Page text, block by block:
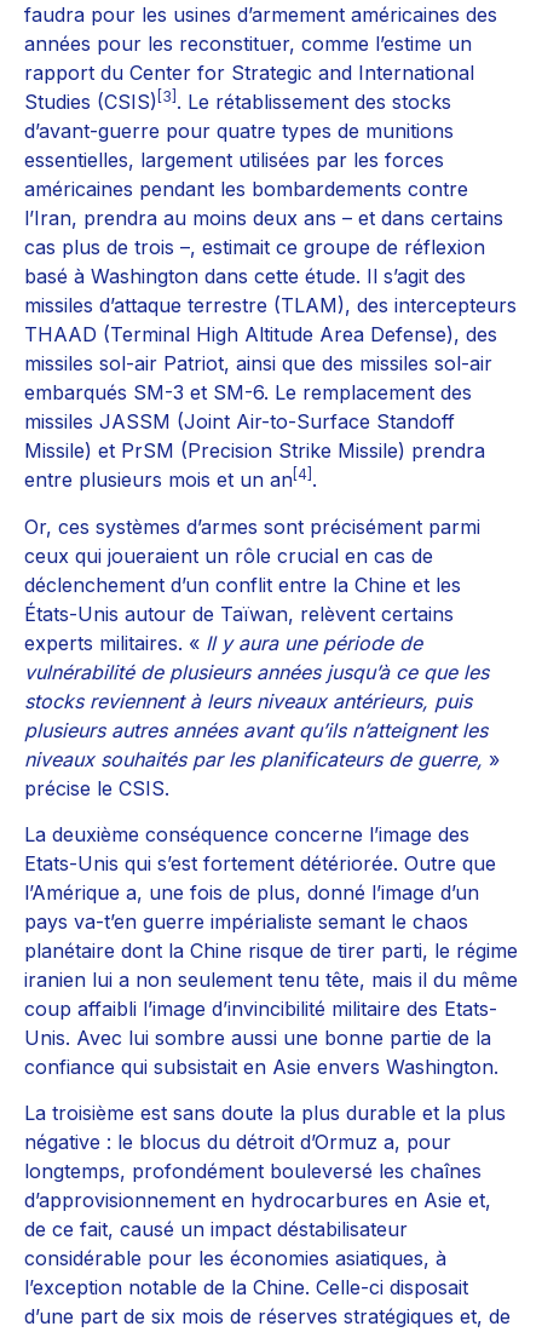
faudra pour les usines d’armement américaines des
années pour les reconstituer, comme l’estime un
rapport du Center for Strategic and International
Studies (CSIS) [3] . Le rétablissement des stocks
d’avant-guerre pour quatre types de munitions
essentielles, largement utilisées par les forces
américaines pendant les bombardements contre
l’Iran, prendra au moins deux ans – et dans certains
cas plus de trois –, estimait ce groupe de réflexion
basé à Washington dans cette étude. Il s’agit des
missiles d’attaque terrestre (TLAM), des intercepteurs
THAAD (Terminal High Altitude Area Defense), des
missiles sol-air Patriot, ainsi que des missiles sol-air
embarqués SM-3 et SM-6. Le remplacement des
missiles JASSM (Joint Air-to-Surface Standoff
Missile) et PrSM (Precision Strike Missile) prendra
entre plusieurs mois et un an [4] .
Or, ces systèmes d’armes sont précisément parmi
ceux qui joueraient un rôle crucial en cas de
déclenchement d’un conflit entre la Chine et les
États-Unis autour de Taïwan, relèvent certains
experts militaires. « Il y aura une période de
vulnérabilité de plusieurs années jusqu’à ce que les
stocks reviennent à leurs niveaux antérieurs, puis
plusieurs autres années avant qu’ils n’atteignent les
niveaux souhaités par les planificateurs de guerre, »
précise le CSIS.
La deuxième conséquence concerne l’image des
Etats-Unis qui s’est fortement détériorée. Outre que
l’Amérique a, une fois de plus, donné l’image d’un
pays va-t’en guerre impérialiste semant le chaos
planétaire dont la Chine risque de tirer parti, le régime
iranien lui a non seulement tenu tête, mais il du même
coup affaibli l’image d’invincibilité militaire des Etats-
Unis. Avec lui sombre aussi une bonne partie de la
confiance qui subsistait en Asie envers Washington.
La troisième est sans doute la plus durable et la plus
négative : le blocus du détroit d’Ormuz a, pour
longtemps, profondément bouleversé les chaînes
d’approvisionnement en hydrocarbures en Asie et,
de ce fait, causé un impact déstabilisateur
considérable pour les économies asiatiques, à
l’exception notable de la Chine. Celle-ci disposait
d’une part de six mois de réserves stratégiques et, de